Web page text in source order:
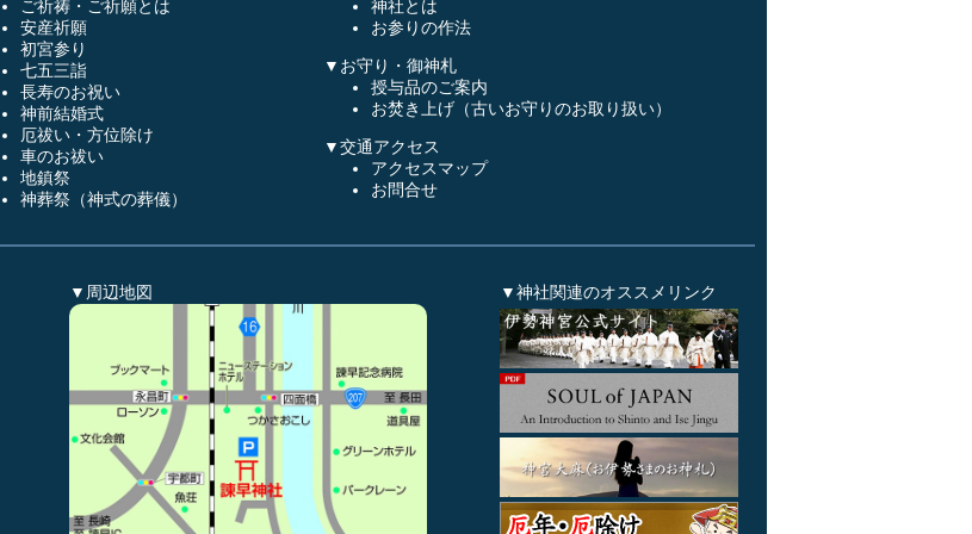
ご祈祷・ご祈願とは
安産祈願
初宮参り
七五三詣
長寿のお祝い
神前結婚式
厄祓い・方位除け
車のお祓い
地鎮祭
神葬祭（神式の葬儀）
神社とは
お参りの作法
▼お守り・御神札
授与品のご案内
お焚き上げ（古いお守りのお取り扱い）
▼交通アクセス
アクセスマップ
お問合せ
▼周辺地図 ▼神社関連のオススメリンク